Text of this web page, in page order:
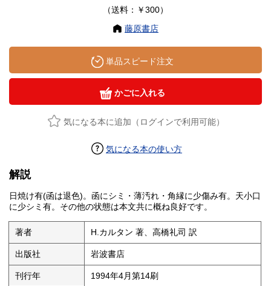
（送料：￥300）
藤原書店
単品スピード注文
かごに入れる
気になる本に追加（ログインで利用可能）
気になる本の使い方
解説
日焼け有(函は退色)。函にシミ・薄汚れ・角縁に少傷み有。天小口
に少シミ有。その他の状態は本文共に概ね良好です。
著者 H.カルタン 著、高橋礼司 訳
出版社 岩波書店
刊行年 1994年4月第14刷